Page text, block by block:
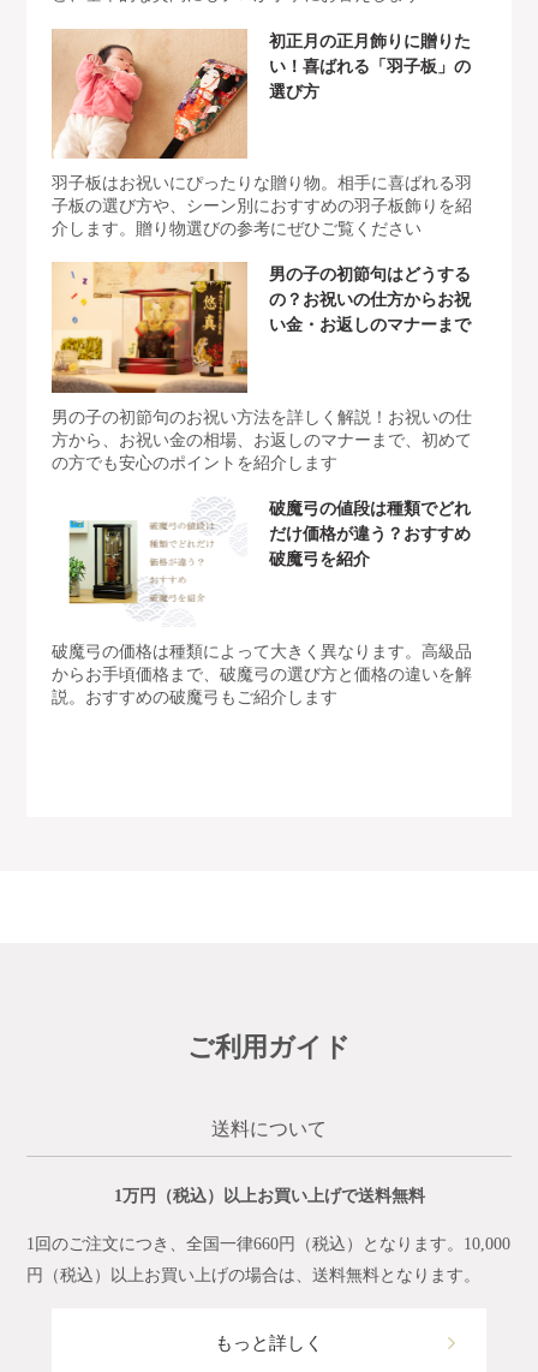
初正月の正月飾りに贈りた
い！喜ばれる「羽子板」の
選び方
羽子板はお祝いにぴったりな贈り物。相手に喜ばれる羽
子板の選び方や、シーン別におすすめの羽子板飾りを紹
介します。贈り物選びの参考にぜひご覧ください
男の子の初節句はどうする
の？お祝いの仕方からお祝
い金・お返しのマナーまで
男の子の初節句のお祝い方法を詳しく解説！お祝いの仕
方から、お祝い金の相場、お返しのマナーまで、初めて
の方でも安心のポイントを紹介します
破魔弓の値段は種類でどれ
だけ価格が違う？おすすめ
破魔弓を紹介
破魔弓の価格は種類によって大きく異なります。高級品
からお手頃価格まで、破魔弓の選び方と価格の違いを解
説。おすすめの破魔弓もご紹介します
ご利用ガイド
送料について
1万円（税込）以上お買い上げで送料無料
1回のご注文につき、全国一律660円（税込）となります。10,000
円（税込）以上お買い上げの場合は、送料無料となります。
もっと詳しく